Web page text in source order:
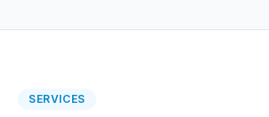
SERVICES